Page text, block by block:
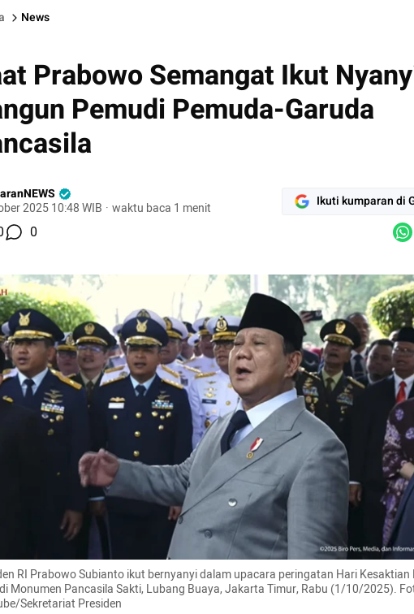
News
Prabowo Semangat Ikut
Pemudi Pemuda-Garuda
2025 10:48 WIB · waktu baca 1 menit Ikuti kumparan di
0
RI Prabowo Subianto ikut bernyanyi dalam upacara peringatan Hari Kesaktian
Monumen Pancasila Sakti, Lubang Buaya, Jakarta Timur, Rabu (1/10/2025).
Sekretariat Presiden